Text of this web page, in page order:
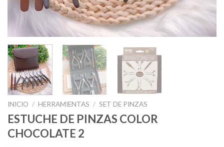
INICIO / HERRAMIENTAS / SET DE PINZAS
ESTUCHE DE PINZAS COLOR
CHOCOLATE 2